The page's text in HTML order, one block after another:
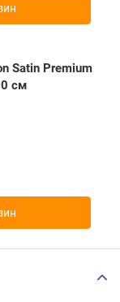
Satin Premium
см